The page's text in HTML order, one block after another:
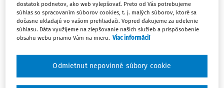
Odomknite si prístup zakúpením
predplatného.
Vďaka tomu získate aj:
Kompletný odborný obsah portálu
dostatok podnetov, ako web vylepšovať. Preto od Vás potrebujeme
súhlas so spracovaním súborov cookies, t. j. malých súborov, ktoré sa
dočasne ukladajú vo vašom prehliadači. Vopred ďakujeme za udelenie
súhlasu. Dáta využijeme na zlepšovanie našich služieb a prispôsobenie
obsahu webu priamo Vám na mieru. Viac informácií
Odmietnut nepovinné súbory cookie